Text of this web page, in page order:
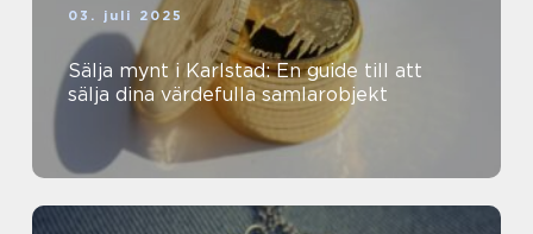
03. juli 2025
Sälja mynt i Karlstad: En guide till att
sälja dina värdefulla samlarobjekt